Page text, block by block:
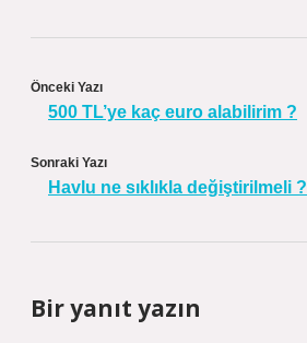
Önceki Yazı
500 TL’ye kaç euro alabilirim ?
Sonraki Yazı
Havlu ne sıklıkla değiştirilmeli ?
Bir yanıt yazın